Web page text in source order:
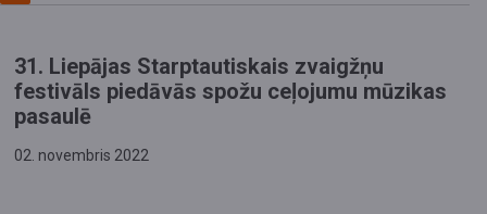
31. Liepājas Starptautiskais zvaigžņu
festivāls piedāvās spožu ceļojumu mūzikas
pasaulē
02. novembris 2022